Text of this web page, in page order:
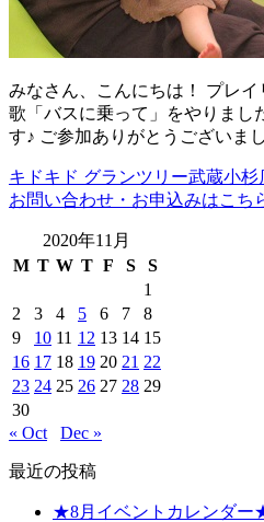
みなさん、こんにちは！ プレ
歌「バスに乗って」をやりまし
す♪ ご参加ありがとうございま
キドキド グランツリー武蔵小杉
お問い合わせ・お申込みはこち
2020年11月
M T W T F S
S
1
2
3 4 5 6 7
8
9
10 11 12 13 14 15
16 17 18 19 20 21 22
23 24 25 26 27 28 29
30
« Oct
Dec »
最近の投稿
★8月イベントカレンダー